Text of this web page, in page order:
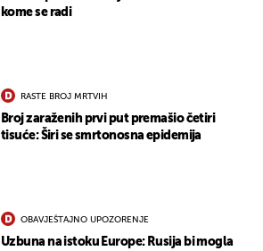
kome se radi
RASTE BROJ MRTVIH
Broj zaraženih prvi put premašio četiri
tisuće: Širi se smrtonosna epidemija
OBAVJEŠTAJNO UPOZORENJE
Uzbuna na istoku Europe: Rusija bi mogla